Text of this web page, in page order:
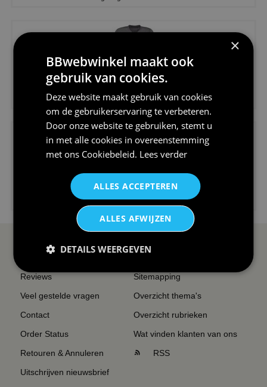
V-hals shirt rood wit blauw st...
€24,95
I love korfbal t-shirt sport s...
SERVICE EN INFO
Reviews
Veel gestelde vragen
Contact
Order Status
Retouren & Annuleren
Uitschrijven nieuwsbrief
OVERZICHT
Sitemapping
Overzicht thema's
Overzicht rubrieken
Wat vinden klanten van ons
RSS
×
BBwebwinkel maakt ook
gebruik van cookies.
Deze website maakt gebruik van cookies
om de gebruikerservaring te verbeteren.
Door onze website te gebruiken, stemt u
in met alle cookies in overeenstemming
met ons Cookiebeleid. Lees verder
ALLES ACCEPTEREN
ALLES AFWIJZEN
DETAILS WEERGEVEN